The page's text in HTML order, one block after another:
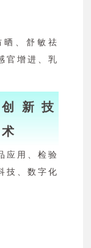
、舒敏祛
官增进、乳
创新技
术
应用、检验
技、数字化